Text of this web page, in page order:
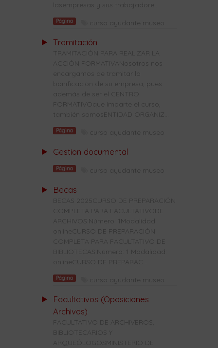
lasempresas y sus trabajadore...
Página curso ayudante museo
Tramitación
TRAMITACIÓN PARA REALIZAR LA
ACCIÓN FORMATIVANosotros nos
encargamos de tramitar la
bonificación de su empresa, pues
además de ser el CENTRO
FORMATIVOque imparte el curso,
también somosENTIDAD ORGANIZ...
Página curso ayudante museo
Gestion documental
Página curso ayudante museo
Becas
BECAS 2025CURSO DE PREPARACIÓN
COMPLETA PARA FACULTATIVODE
ARCHIVOS:Número: 1Modalidad:
onlineCURSO DE PREPARACIÓN
COMPLETA PARA FACULTATIVO DE
BIBLIOTECAS:Número: 1 Modalidad:
onlineCURSO DE PREPARAC...
Página curso ayudante museo
Facultativos (Oposiciones
Archivos)
FACULTATIVO DE ARCHIVEROS,
BIBLIOTECARIOS Y
ARQUEÓLOGOSMINISTERIO DE